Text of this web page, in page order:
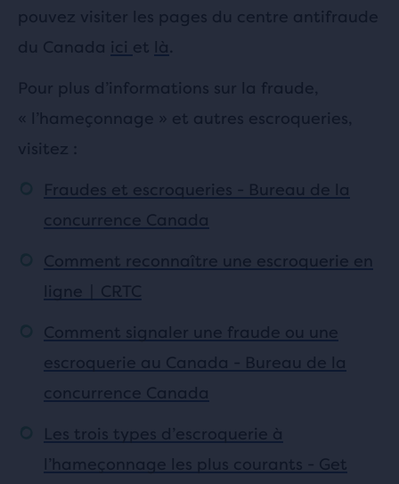
pouvez visiter les pages du centre antifraude
du Canada ici et là.
Pour plus d’informations sur la fraude,
« l’hameçonnage » et autres escroqueries,
visitez :
Fraudes et escroqueries - Bureau de la
concurrence Canada
Comment reconnaître une escroquerie en
ligne | CRTC
Comment signaler une fraude ou une
escroquerie au Canada - Bureau de la
concurrence Canada
Les trois types d’escroquerie à
l’hameçonnage les plus courants - Get